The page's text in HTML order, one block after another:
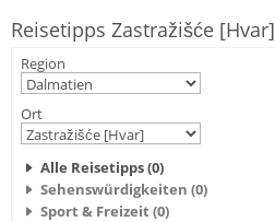
Reisetipps Zastražišće [Hvar]
Region
Ort
Alle Reisetipps (0)
Sehenswürdigkeiten (0)
Sport & Freizeit (0)